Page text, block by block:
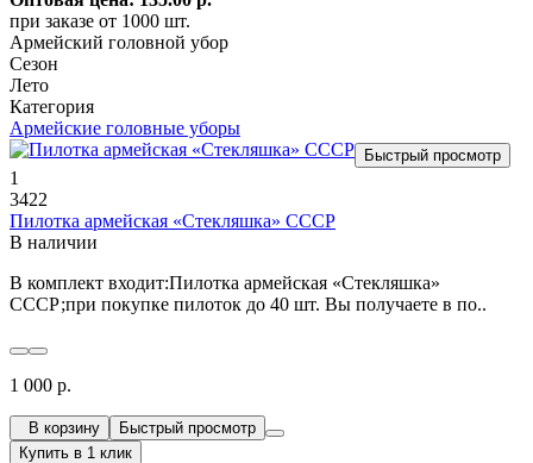
при заказе от 1000 шт.
Армейский головной убор
Сезон
Лето
Категория
Армейские головные уборы
Быстрый просмотр
1
3422
Пилотка армейская «Стекляшка» СССР
В наличии
В комплект входит:Пилотка армейская «Стекляшка»
СССР;при покупке пилоток до 40 шт. Вы получаете в по..
1 000 р.
В корзину
Быстрый просмотр
Купить в 1 клик